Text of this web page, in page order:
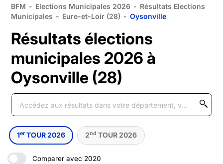
BFM - Elections Municipales 2026 - Résultats Elections
Municipales - Eure-et-Loir (28) - Oysonville
Résultats élections
municipales 2026 à
Oysonville (28)
1er TOUR 2026 2nd TOUR 2026
Comparer avec 2020